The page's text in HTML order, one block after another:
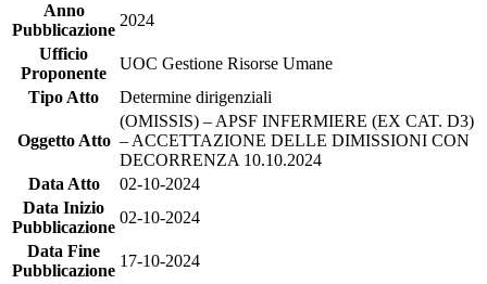
Anno
Pubblicazione
2024
Ufficio
Proponente
UOC Gestione Risorse Umane
Tipo Atto
Determine dirigenziali
Oggetto Atto
(OMISSIS) – APSF INFERMIERE (EX CAT. D3)
– ACCETTAZIONE DELLE DIMISSIONI CON
DECORRENZA 10.10.2024
Data Atto
02-10-2024
Data Inizio
Pubblicazione
02-10-2024
Data Fine
Pubblicazione
17-10-2024